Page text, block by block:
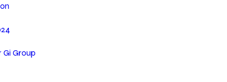
Gi Group